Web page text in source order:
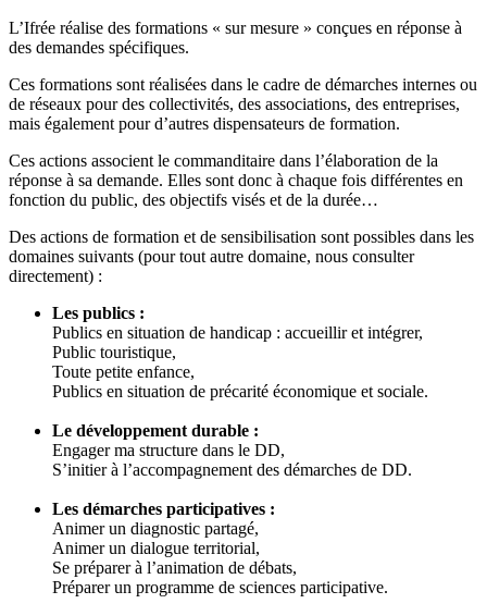
L’Ifrée réalise des formations « sur mesure » conçues en réponse à
des demandes spécifiques.
Ces formations sont réalisées dans le cadre de démarches internes ou
de réseaux pour des collectivités, des associations, des entreprises,
mais également pour d’autres dispensateurs de formation.
Ces actions associent le commanditaire dans l’élaboration de la
réponse à sa demande. Elles sont donc à chaque fois différentes en
fonction du public, des objectifs visés et de la durée…
Des actions de formation et de sensibilisation sont possibles dans les
domaines suivants (pour tout autre domaine, nous consulter
directement) :
Les publics :
Publics en situation de handicap : accueillir et intégrer,
Public touristique,
Toute petite enfance,
Publics en situation de précarité économique et sociale.
Le développement durable :
Engager ma structure dans le DD,
S’initier à l’accompagnement des démarches de DD.
Les démarches participatives :
Animer un diagnostic partagé,
Animer un dialogue territorial,
Se préparer à l’animation de débats,
Préparer un programme de sciences participative.